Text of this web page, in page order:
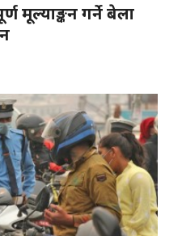
मूल्याङ्कन गर्ने बेला